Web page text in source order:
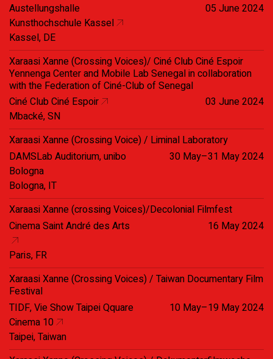
Austellungshalle
Kunsthochschule Kassel
Kassel, DE
05 June 2024
Xaraasi Xanne (Crossing Voices)/ Ciné Club Ciné Espoir
Yennenga Center and Mobile Lab Senegal in collaboration
with the Federation of Ciné-Club of Senegal
Ciné Club Ciné Espoir
Mbacké, SN
03 June 2024
Xaraasi Xanne (Crossing Voice) / Liminal Laboratory
DAMSLab Auditorium, unibo
Bologna
Bologna, IT
30 May–31 May 2024
Xaraasi Xanne (crossing Voices)/Decolonial Filmfest
Cinema Saint André des Arts
Paris, FR
16 May 2024
Xaraasi Xanne (Crossing Voices) / Taiwan Documentary Film
Festival
TIDF, Vie Show Taipei Qquare
Cinema 10
Taipei, Taiwan
10 May–19 May 2024